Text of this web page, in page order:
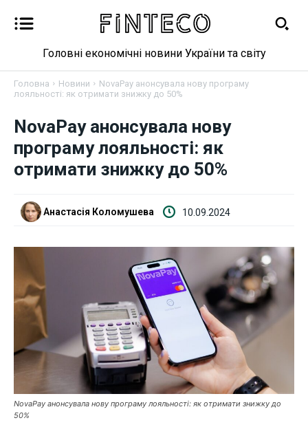
Новини
Бізнес
Криптовалюта
Робота і освіта
Публікації
Курс валют
Головні економічні новини України та світу
Головна Новини
NovaPay анонсувала нову програму
лояльності: як отримати знижку до 50%
NovaPay анонсувала нову
програму лояльності: як
отримати знижку до 50%
Анастасія Коломушева 10.09.2024
NovaPay анонсувала нову програму лояльності: як отримати знижку до
50%